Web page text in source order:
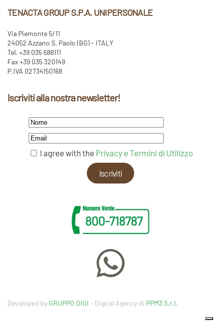
TENACTA GROUP S.P.A. UNIPERSONALE
Via Piemonte 5/11
24052 Azzano S. Paolo (BG) - ITALY
Tel. +39 035 688111
Fax +39 035 320149
P.IVA 02734150168
Iscriviti alla nostra newsletter!
I agree with the Privacy e Termini di Utilizzo
Developed by GRUPPO DIGI – Digital Agency di PPM3 S.r.l.